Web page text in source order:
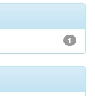
1